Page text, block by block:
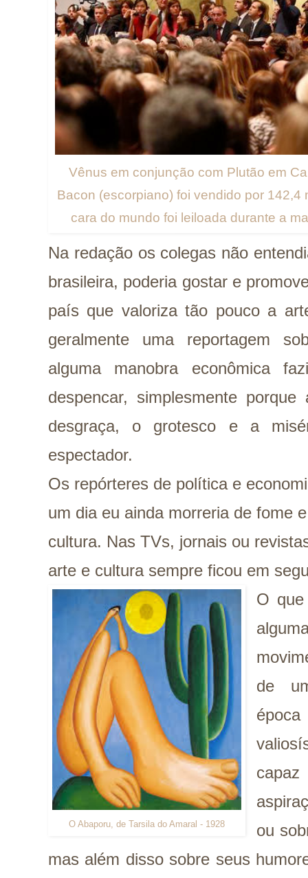
Vênus em conjunção com Plutão em
Bacon (escorpiano) foi vendido por 142,4
cara do mundo foi leiloada durante a
Na redação os colegas não
brasileira, poderia gostar e
país que valoriza tão pouco a
geralmente uma reportagem
alguma manobra econômica
despencar, simplesmente
desgraça, o grotesco e a
espectador.
Os repórteres de política e
um dia eu ainda morreria de fome
cultura. Nas TVs, jornais ou
arte e cultura sempre ficou em
O Abaporu, de Tarsila do Amaral - 1928
O
de
ou
mas além disso sobre seus